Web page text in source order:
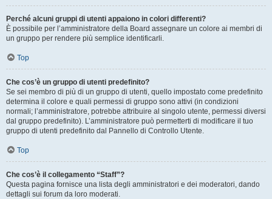
Perché alcuni gruppi di utenti appaiono in colori differenti?
È possibile per l’amministratore della Board assegnare un colore ai membri di
un gruppo per rendere più semplice identificarli.
Top
Che cos’è un gruppo di utenti predefinito?
Se sei membro di più di un gruppo di utenti, quello impostato come predefinito
determina il colore e quali permessi di gruppo sono attivi (in condizioni
normali; l’amministratore, potrebbe attribuire al singolo utente, permessi diversi
dal gruppo predefinito). L’amministratore può permetterti di modificare il tuo
gruppo di utenti predefinito dal Pannello di Controllo Utente.
Top
Che cos’è il collegamento “Staff”?
Questa pagina fornisce una lista degli amministratori e dei moderatori, dando
dettagli sui forum da loro moderati.